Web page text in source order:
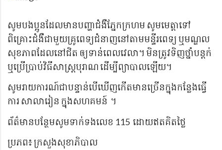
សូមបងប្អូនដែលមានបញ្ហាជំងឺភ្នែកក្រហម សូមមេត្តាទៅ
ពិគ្រោះជំងឺជាមួយគ្រូពេទ្យជំនាញនៅតាមមន្ទីរពេទ្យ ឬមណ្ឌល
សុខភាពដែលនៅជិត ឲ្យទាន់ពេលវេលា។ មិនត្រូវទិញថ្នាំបន្តក់
ឬប្រើប្រាប់វិធីសាស្ត្របុរាណ ដើម្បីព្យាបាលឡើយ។
សូមរាយការណ៍ជាបន្ទាន់បើឃើញកើតមានច្រើនក្នុងកន្លែងធ្វើ
ការ សាលារៀន ក្នុងសហគមន៍ ។
ព័ត៌មានបន្ថែមសូមទាក់ទងលេខ 115 ដោយឥតគិតថ្លៃ
ប្រភព៖ ក្រសួងសុខាភិបាល